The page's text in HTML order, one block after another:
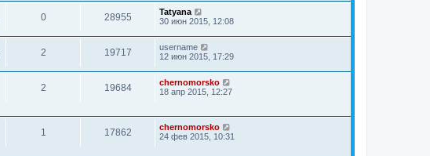
0 28955
Tatyana
30 июн 2015, 12:08
2 19717
username
12 июн 2015, 17:29
2 19684
chernomorsko
18 апр 2015, 12:27
1 17862
chernomorsko
24 фев 2015, 10:31